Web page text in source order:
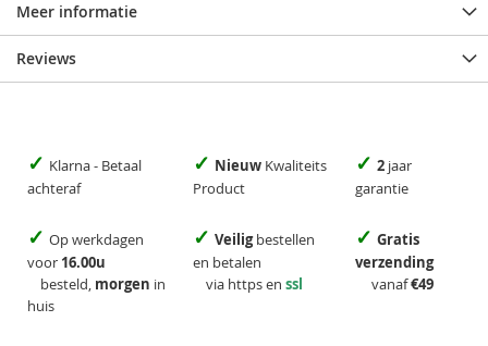
Meer informatie
Reviews
✓ Klarna - Betaal
achteraf
✓ Nieuw Kwaliteits
Product
✓ 2 jaar
garantie
✓ Op werkdagen
voor 16.00u
besteld, morgen in
huis
✓ Veiligbestellen
en betalen
via https en ssl
✓ Gratis
verzending
vanaf€49